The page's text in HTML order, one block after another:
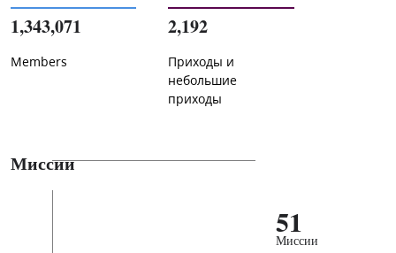
1,343,071
Members
2,192
Приходы и
небольшие
приходы
Миссии
51
Миссии